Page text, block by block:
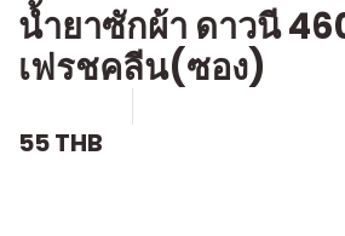
น้ำยาซักผ้า ดาวนี
เฟรชคลีน(ซอง)
55 THB